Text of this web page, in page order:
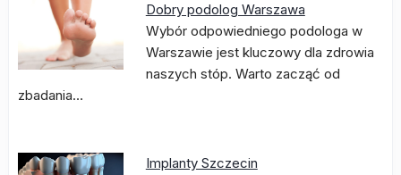
Dobry podolog Warszawa
Wybór odpowiedniego podologa w
Warszawie jest kluczowy dla zdrowia
naszych stóp. Warto zacząć od
zbadania…
Implanty Szczecin